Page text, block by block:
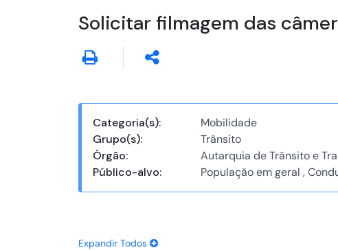
Solicitar filmagem das
Categoria(s):
Mobilidade
Grupo(s):
Trânsito
Órgão:
Autarquia de Trânsito e
Público-alvo:
População em geral ,
Expandir Todos